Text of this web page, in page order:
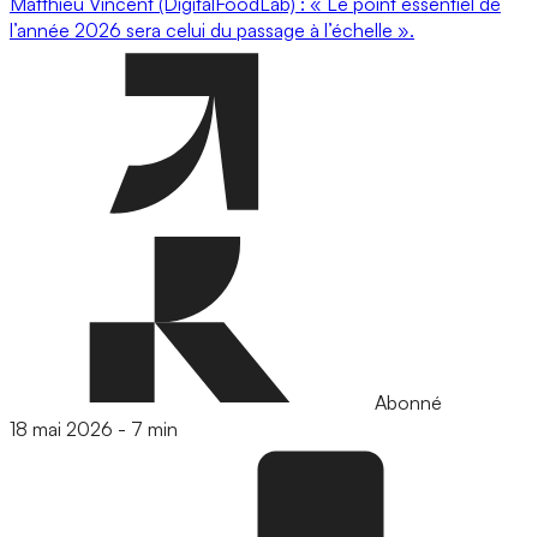
l’année 2026 sera celui du passage à l’échelle ».
Abonné
18 mai 2026 - 7 min